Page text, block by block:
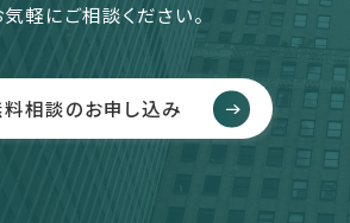
軽にご相談ください。
相談のお申し込み